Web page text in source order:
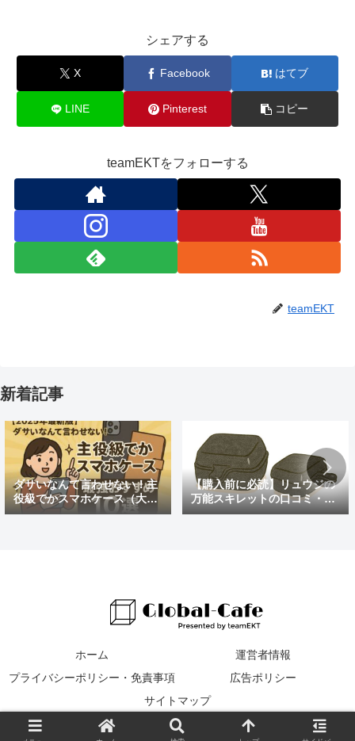
シェアする
X Facebook はてブ
LINE Pinterest コピー
teamEKTをフォローする
teamEKT
新着記事
ダサいなんて言わせない！主
役級でかスマホケース（大き
めの）最強おすすめ10選
【購入前に必読】リュウジの
万能スキレットの口コミ・評
判まとめ｜後悔しないための
ホーム
運営者情報
プライバシーポリシー・免責事項
広告ポリシー
サイトマップ
© 2016 Global Cafe.